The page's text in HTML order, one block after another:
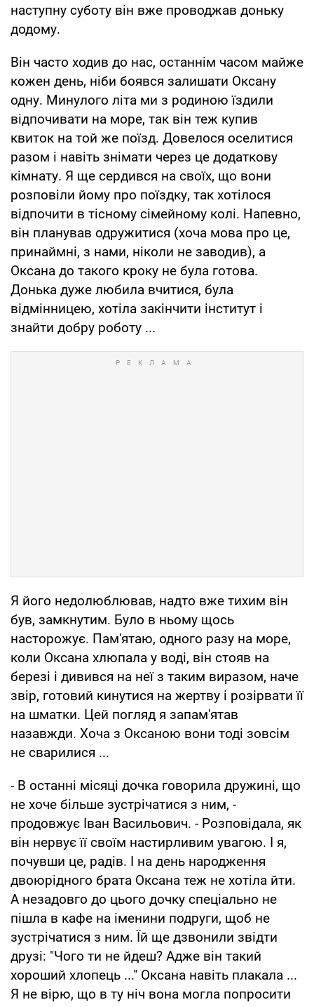
наступну суботу він вже проводжав доньку
додому.
Він часто ходив до нас, останнім часом майже
кожен день, ніби боявся залишати Оксану
одну. Минулого літа ми з родиною їздили
відпочивати на море, так він теж купив
квиток на той же поїзд. Довелося оселитися
разом і навіть знімати через це додаткову
кімнату. Я ще сердився на своїх, що вони
розповіли йому про поїздку, так хотілося
відпочити в тісному сімейному колі. Напевно,
він планував одружитися (хоча мова про це,
принаймні, з нами, ніколи не заводив), а
Оксана до такого кроку не була готова.
Донька дуже любила вчитися, була
відмінницею, хотіла закінчити інститут і
знайти добру роботу ...
Я його недолюблював, надто вже тихим він
був, замкнутим. Було в ньому щось
насторожує. Пам'ятаю, одного разу на море,
коли Оксана хлюпала у воді, він стояв на
березі і дивився на неї з таким виразом, наче
звір, готовий кинутися на жертву і розірвати її
на шматки. Цей погляд я запам'ятав
назавжди. Хоча з Оксаною вони тоді зовсім
не сварилися ...
- В останні місяці дочка говорила дружині, що
не хоче більше зустрічатися з ним, -
продовжує Іван Васильович. - Розповідала, як
він нервує її своїм настирливим увагою. І я,
почувши це, радів. І на день народження
двоюрідного брата Оксана теж не хотіла йти.
А незадовго до цього дочку спеціально не
пішла в кафе на іменини подруги, щоб не
зустрічатися з ним. Їй ще дзвонили звідти
друзі: "Чого ти не йдеш? Адже він такий
хороший хлопець ..." Оксана навіть плакала ...
Я не вірю, що в ту ніч вона могла попросити